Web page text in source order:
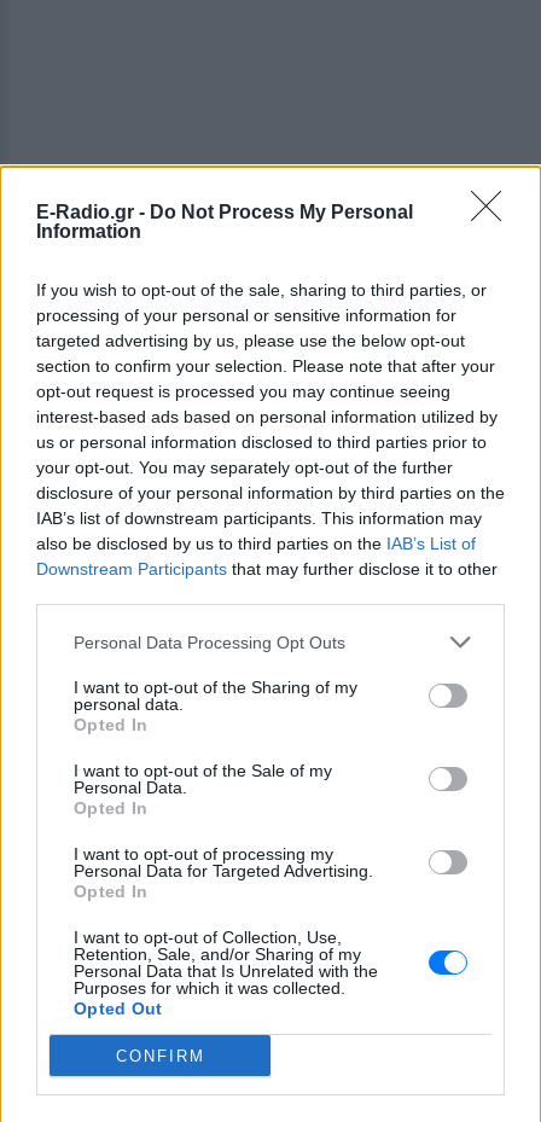
E-Radio.gr - Do Not Process My Personal
Information
If you wish to opt-out of the sale, sharing to third parties, or
processing of your personal or sensitive information for
targeted advertising by us, please use the below opt-out
section to confirm your selection. Please note that after your
opt-out request is processed you may continue seeing
interest-based ads based on personal information utilized by
us or personal information disclosed to third parties prior to
your opt-out. You may separately opt-out of the further
disclosure of your personal information by third parties on the
IAB’s list of downstream participants. This information may
also be disclosed by us to third parties on the IAB’s List of
Downstream Participants that may further disclose it to other
Personal Data Processing Opt Outs
I want to opt-out of the Sharing of my
personal data.
Opted In
I want to opt-out of the Sale of my
Personal Data.
Opted In
I want to opt-out of processing my
Personal Data for Targeted Advertising.
Opted In
I want to opt-out of Collection, Use,
Retention, Sale, and/or Sharing of my
Personal Data that Is Unrelated with the
Purposes for which it was collected.
Opted Out
CONFIRM
Η Πορτογαλία, η Ισπανία και η Ιρλανδία επίσης
υπέφεραν τα δεινά των προγραμμάτων διάσωσης
και είναι εξίσου απρόθυμες να λυγίσουν.
«Οπότε, όχι, ο ΣΥΡΙΖΑ δεν οδηγεί το κίνημα για τους
φτωχούς και καταπιεσμένους της Ευρώπης.
Απαιτεί από Ευρωπαίους, φτωχότερους από τους
Ελληνες, να τους βοηθήσουν να αποφύγουν τις
Τέλος, υπερασπίζεται ο Τσίπρας τη Δημοκρατία;
Ξανά, όχι. Οι Ελληνες ψήφισαν τον Ιανουάριο για μία
λιτότητα του προγράμματος, χωρίς χρεοκοπία ή
επιστροφή στη δραχμή. Αυτό, όπως πρέπει να είναι
γίνει, απαιτούνταν να συμφωνούν οι δανειστές. Οι
φορολογούμενοι σε αυτές τις χώρες δεν είχαν την
ευκαιρία να ψηφίσουν για το αν θα δανείσουν στην
Ελλάδα περισσότερα χρήματα με λιγότερους όρους
και δεν θα συμφωνούσαν αν τους ρωτούσαν.
Αυτή η σύγκρουση δημοκρατικών εντολών βέβαια
εγείρει το ερώτημα για το αν έπρεπε το ευρώ να